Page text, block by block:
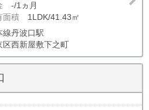
-/1ヵ月
面積 1LDK/41.43㎡
線丹波口駅
区西新屋敷下之町